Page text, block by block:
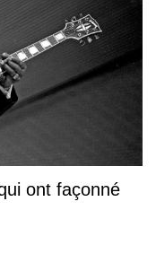
ont façonné